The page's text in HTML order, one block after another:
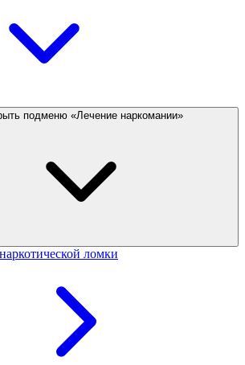
подменю «Лечение наркомании»
ломки